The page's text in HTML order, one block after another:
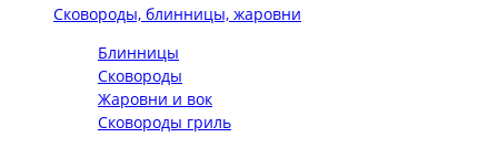
Сковороды, блинницы, жаровни
Блинницы
Сковороды
Жаровни и вок
Сковороды гриль